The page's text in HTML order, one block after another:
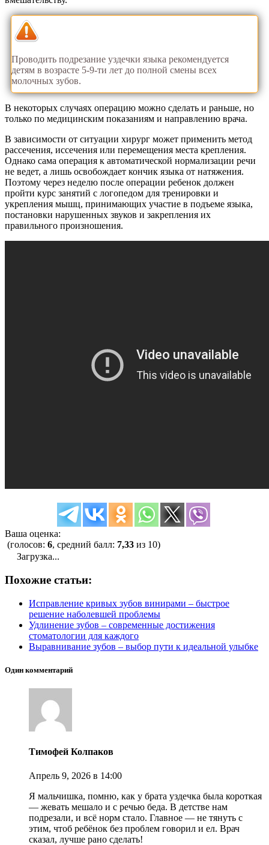
Проводить подрезание уздечки языка рекомендуется
детям в возрасте 5-9-ти лет до полной смены всех
молочных зубов.
В некоторых случаях операцию можно сделать и раньше, но
только по медицинским показаниям и направлению врача.
В зависимости от ситуации хирург может применить метод
рассечения, иссечения или перемещения места крепления.
Однако сама операция к автоматической нормализации речи
не ведет, а лишь освобождает кончик языка от натяжения.
Поэтому через неделю после операции ребенок должен
пройти курс занятий с логопедом для тренировки и
укрепления мышц, принимающих участие в подъеме языка,
постановки нарушенных звуков и закрепления их
правильного произношения.
Ваша оценка:
(голосов: 6, средний балл: 7,33 из 10)
Загрузка...
Похожие статьи:
Исправление кривых зубов винирами – быстрое
решение наболевшей проблемы
Удлинение зубов – современные достижения
стоматологии для каждого
Выравнивание зубов – выбор пути к идеальной улыбке
Один комментарий
Тимофей Колпаков
Апрель 9, 2026 в 14:00
Я мальчишка, помню, как у брата уздечка была короткая
— жевать мешало и с речью беда. В детстве нам
подрезали, и всё норм стало. Главное — не тянуть с
этим, чтоб ребёнок без проблем говорил и ел. Врач
сказал, лучше рано сделать!